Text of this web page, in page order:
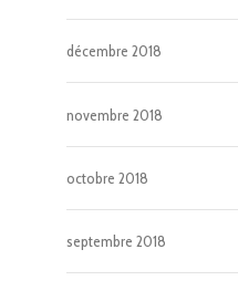
décembre 2018
novembre 2018
octobre 2018
septembre 2018